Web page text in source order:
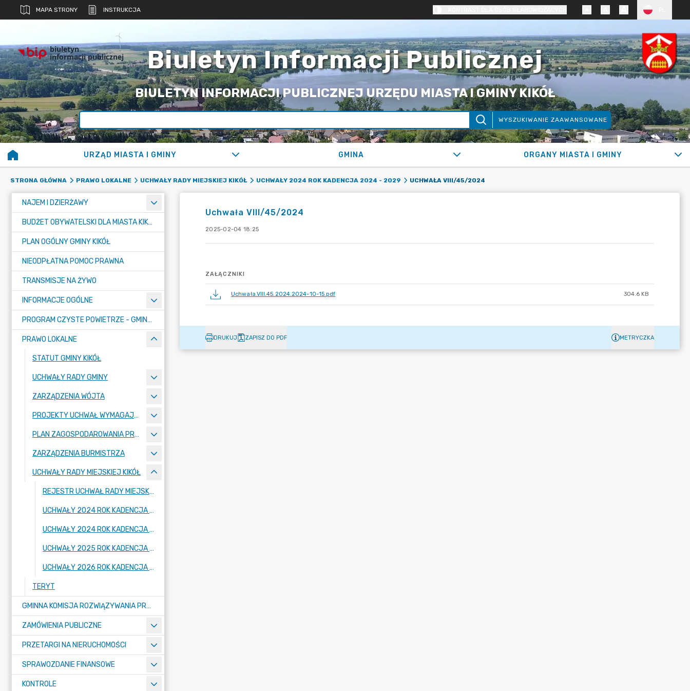
MAPA STRONY INSTRUKCJA
biuletyn
informacji publicznej Biuletyn Informacji Publicznej
BIULETYN INFORMACJI PUBLICZNEJ URZĘDU MIASTA I GMINY KIKÓŁ
WYSZUKIWANIE ZAAWANSOWANE
URZĄD MIASTA I GMINY GMINA ORGANY MIASTA I GMINY
STRONA GŁÓWNA PRAWO LOKALNE UCHWAŁY RADY MIEJSKIEJ KIKÓŁ UCHWAŁY 2024 ROK KADENCJA 2024 - 2029 UCHWAŁA VIII/45/2024
NAJEM I DZIERŻAWY
BUDŻET OBYWATELSKI DLA MIASTA KIKÓŁ
PLAN OGÓLNY GMINY KIKÓŁ
NIEODPŁATNA POMOC PRAWNA
TRANSMISJE NA ŻYWO
INFORMACJE OGÓLNE
PROGRAM CZYSTE POWIETRZE - GMINA KIKÓŁ
PRAWO LOKALNE
STATUT GMINY KIKÓŁ
UCHWAŁY RADY GMINY
ZARZĄDZENIA WÓJTA
PROJEKTY UCHWAŁ WYMAGAJĄCE KONSULTACJI
PLAN ZAGOSPODAROWANIA PRZESTRZENNEGO
ZARZĄDZENIA BURMISTRZA
UCHWAŁY RADY MIEJSKIEJ KIKÓŁ
REJESTR UCHWAŁ RADY MIEJSKIEJ KIKÓŁ
UCHWAŁY 2024 ROK KADENCJA 2018 - 2024
UCHWAŁY 2024 ROK KADENCJA 2024 - 2029
UCHWAŁY 2025 ROK KADENCJA 2024 - 2029
UCHWAŁY 2026 ROK KADENCJA 2024 - 2029
TERYT
GMINNA KOMISJA ROZWIĄZYWANIA PROBLEMÓW ALKOHOLOWYCH
ZAMÓWIENIA PUBLICZNE
PRZETARGI NA NIERUCHOMOŚCI
SPRAWOZDANIE FINANSOWE
KONTROLE
Uchwała VIII/45/2024
2025-02-04 18:25
ZAŁĄCZNIKI
Uchwała.VIII.45.2024.2024-10-15.pdf 304.6 KB
DRUKUJ ZAPISZ DO PDF METRYCZKA